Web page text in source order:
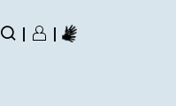
Suche
| Login/Register
|